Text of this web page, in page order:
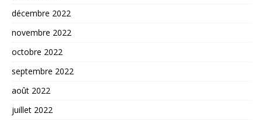
décembre 2022
novembre 2022
octobre 2022
septembre 2022
août 2022
juillet 2022